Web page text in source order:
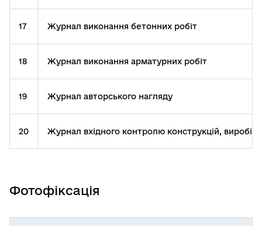
17 Журнал виконання бетонних робіт
18 Журнал виконання арматурних робіт
19 Журнал авторського нагляду
20 Журнал вхідного контролю конструкцій, виробів,
Фотофіксація